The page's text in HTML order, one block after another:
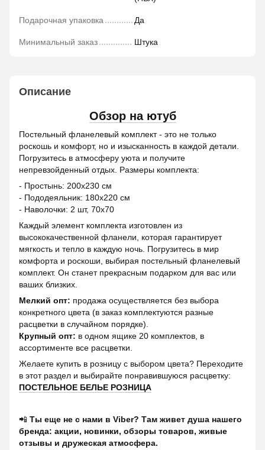
Подарочная упаковка Да
Минимальный заказ Штука
Описание
Обзор на ютуб
Постельный фланелевый комплект - это не только
роскошь и комфорт, но и изысканность в каждой детали.
Погрузитесь в атмосферу уюта и получите
непревзойденный отдых. Размеры комплекта:
- Простынь: 200х230 см
- Пододеяльник: 180х220 см
- Наволочки: 2 шт, 70х70
Каждый элемент комплекта изготовлен из
высококачественной фланели, которая гарантирует
мягкость и тепло в каждую ночь. Погрузитесь в мир
комфорта и роскоши, выбирая постельный фланелевый
комплект. Он станет прекрасным подарком для вас или
ваших близких.
Мелкий опт: продажа осуществляется без выбора
конкретного цвета (в заказ комплектуются разные
расцветки в случайном порядке).
Крупный опт: в одном ящике 20 комплектов, в
ассортименте все расцветки.
Желаете купить в розницу с выбором цвета? Переходите
в этот раздел и выбирайте понравившуюся расцветку:
ПОСТЕЛЬНОЕ БЕЛЬЕ РОЗНИЦА
📲 Ты еще не с нами в Viber? Там живет душа нашего
бренда: акции, новинки, обзоры товаров, живые
отзывы и дружеская атмосфера.